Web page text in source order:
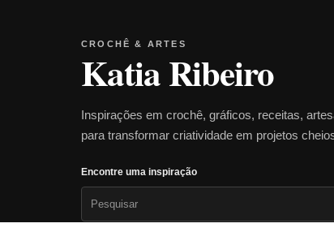
CROCHÊ & ARTES
Katia Ribeiro
Inspirações em crochê, gráficos, receitas,
para transformar criatividade em projetos
Encontre uma inspiração